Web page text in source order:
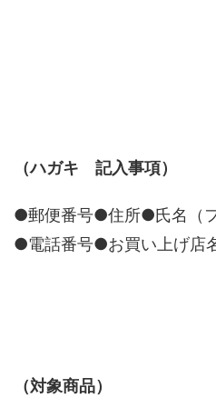
（ハガキ 記入事項）
●郵便番号●住所●氏名（
●電話番号●お買い上げ店
（対象商品）